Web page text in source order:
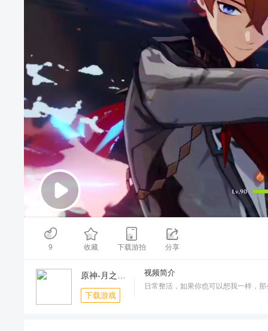
00:00/00:40
9 收藏 下载游拍 分享
下载游戏
视频简介
日常整活，如果你也可以想我一样，